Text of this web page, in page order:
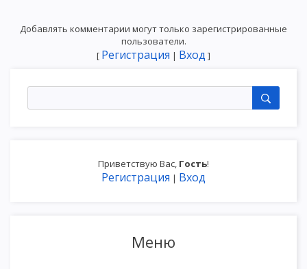
Приветствую Вас, Гость!
Регистрация | Вход
Меню
Добавлять комментарии могут только зарегистрированные
пользователи.
[ Регистрация | Вход ]